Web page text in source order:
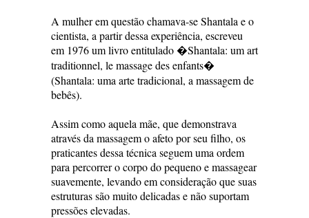
A mulher em questão chamava-se Shantala e o
cientista, a partir dessa experiência, escreveu
em 1976 um livro entitulado �Shantala: um art
traditionnel, le massage des enfants�
(Shantala: uma arte tradicional, a massagem de
bebês).
Assim como aquela mãe, que demonstrava
através da massagem o afeto por seu filho, os
praticantes dessa técnica seguem uma ordem
para percorrer o corpo do pequeno e massagear
suavemente, levando em consideração que suas
estruturas são muito delicadas e não suportam
pressões elevadas.